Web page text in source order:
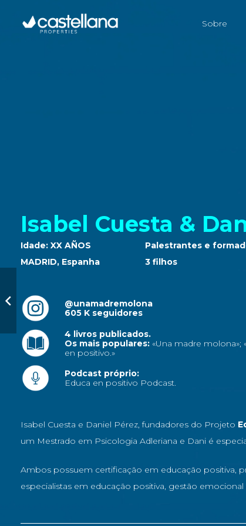
Sobre
Isabel Cuesta &
Idade: XX AÑOS
MADRID, Espanha
Palestrantes e
3 filhos
@unamadremolona
605 K seguidores
4 livros publicados.
Os mais populares: «Una madre
en positivo.»
Podcast próprio:
Educa en positivo Podcast.
Isabel Cuesta e Daniel Pérez, fundadores do Projeto
um Mestrado em Psicologia Adleriana e Dani é
Ambos possuem certificação em educação positiva,
especialistas em educação positiva, gestão emocional